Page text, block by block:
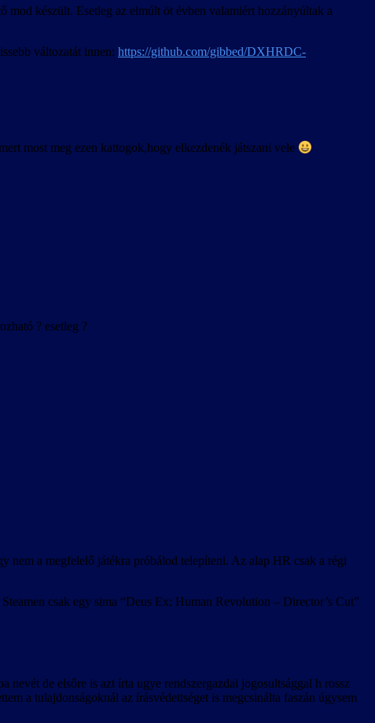
mod készült. Esetleg az elmúlt öt évben valamiért hozzányúltak a
változatát innen: https://github.com/gibbed/DXHRDC-
most meg ezen kattogok,hogy elkezdenék játszani vele
? esetleg ?
nem a megfelelő játékra próbálod telepíteni. Az alap HR csak a régi
csak egy sima “Deus Ex: Human Revolution – Director’s Cut”
de elsőre is azt írta ugye rendszergazdai jogosultsággal h rossz
a tulajdonságoknál az írásvédettséget is megcsinálta faszán úgysem